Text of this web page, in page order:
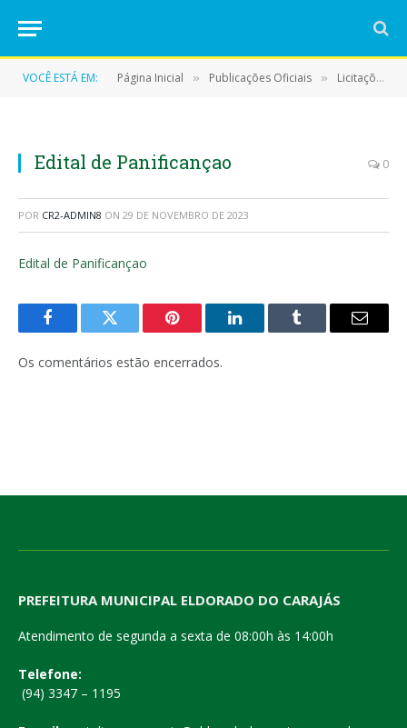
VOCÊ ESTÁ EM: Página Inicial » Publicações Oficiais » Licitações
Edital de Panificançao 0
POR CR2-ADMIN8 ON 29 DE NOVEMBRO DE 2023
Edital de Panificançao
FacebookTwitter Pinterest LinkedInTumblr
E-
Os comentários estão encerrados.
PREFEITURA MUNICIPAL ELDORADO DO CARAJÁS
Atendimento de segunda a sexta de 08:00h às 14:00h
Telefone:
(94) 3347 – 1195